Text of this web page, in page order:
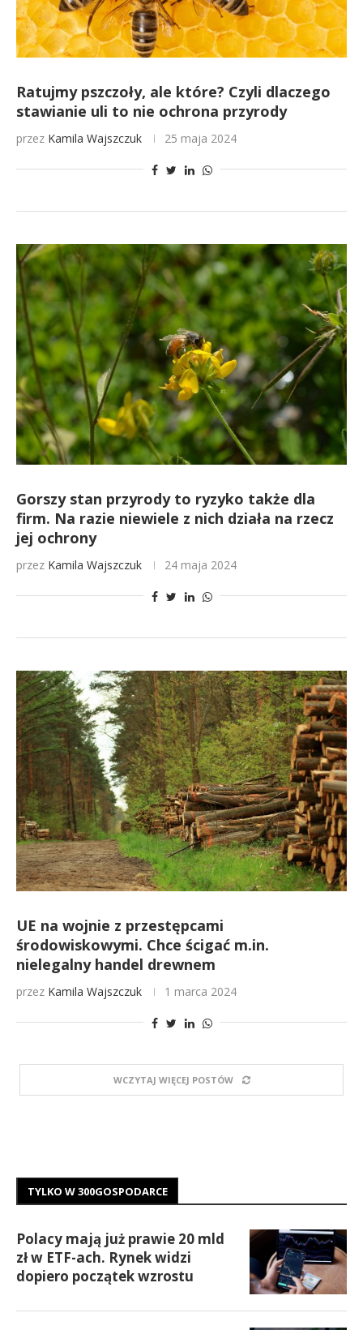
Ratujmy pszczoły, ale które? Czyli dlaczego
stawianie uli to nie ochrona przyrody
przez Kamila Wajszczuk 25 maja 2024
Gorszy stan przyrody to ryzyko także dla
firm. Na razie niewiele z nich działa na rzecz
jej ochrony
przez Kamila Wajszczuk 24 maja 2024
UE na wojnie z przestępcami
środowiskowymi. Chce ścigać m.in.
nielegalny handel drewnem
przez Kamila Wajszczuk 1 marca 2024
WCZYTAJ WIĘCEJ POSTÓW
TYLKO W 300GOSPODARCE
Polacy mają już prawie 20 mld
zł w ETF-ach. Rynek widzi
dopiero początek wzrostu